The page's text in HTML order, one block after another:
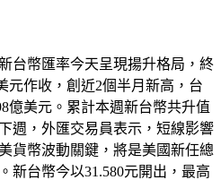
台幣匯率今天呈現揚升格局，終
元作收，創近2個半月新高，台
億美元。累計本週新台幣共升值
週，外匯交易員表示，短線影響
貨幣波動關鍵，將是美國新任總
新台幣今以31.580元開出，最高